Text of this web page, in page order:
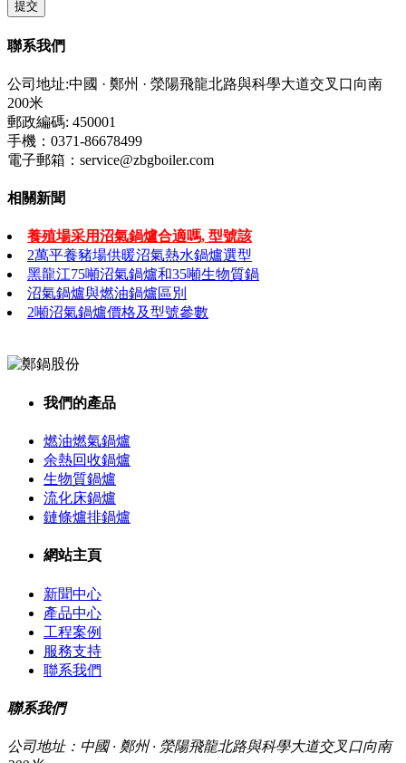
聯系我們
公司地址:中國 · 鄭州 · 滎陽飛龍北路與科學大道交叉口向南
200米
郵政編碼: 450001
手機：0371-86678499
電子郵箱：service@zbgboiler.com
相關新聞
養殖場采用沼氣鍋爐合適嗎, 型號該
2萬平養豬場供暖沼氣熱水鍋爐選型
黑龍江75噸沼氣鍋爐和35噸生物質鍋
沼氣鍋爐與燃油鍋爐區別
2噸沼氣鍋爐價格及型號參數
我們的產品
燃油燃氣鍋爐
余熱回收鍋爐
生物質鍋爐
流化床鍋爐
鏈條爐排鍋爐
網站主頁
新聞中心
產品中心
工程案例
服務支持
聯系我們
聯系我們
公司地址：中國 · 鄭州 · 滎陽飛龍北路與科學大道交叉口向南